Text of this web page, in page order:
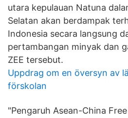
utara kepulauan Natuna
Selatan akan berdampak
Indonesia secara langsung
pertambangan minyak dan
ZEE tersebut.
Uppdrag om en översyn av
förskolan
"Pengaruh Asean-China